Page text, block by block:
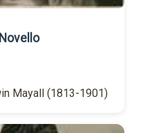
Mayall (1813-1901)